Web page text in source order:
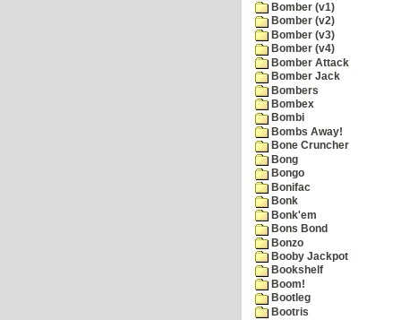
Bomber (v1)
Bomber (v2)
Bomber (v3)
Bomber (v4)
Bomber Attack
Bomber Jack
Bombers
Bombex
Bombi
Bombs Away!
Bone Cruncher
Bong
Bongo
Bonifac
Bonk
Bonk'em
Bons Bond
Bonzo
Booby Jackpot
Bookshelf
Boom!
Bootleg
Bootris